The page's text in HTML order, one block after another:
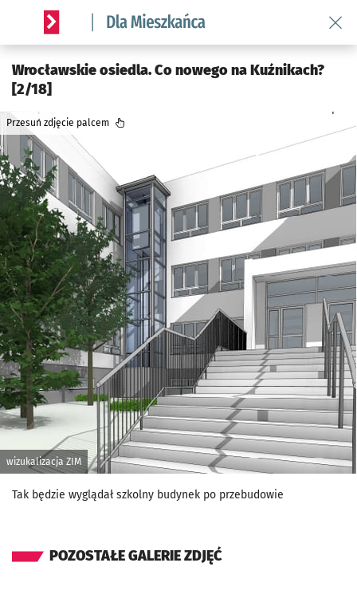
Serwis informacyjny wroclaw.pl podserwis: Dla mieszkańca
Wrocławskie osiedla. Co nowego na Kuźnikach?
[2/18]
wizukalizacja ZIM
Przesuń zdjęcie palcem
Tak będzie wyglądał szkolny budynek po przebudowie
POZOSTAŁE GALERIE ZDJĘĆ